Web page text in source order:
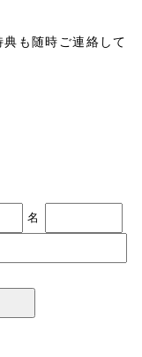
も随時ご連絡して
名